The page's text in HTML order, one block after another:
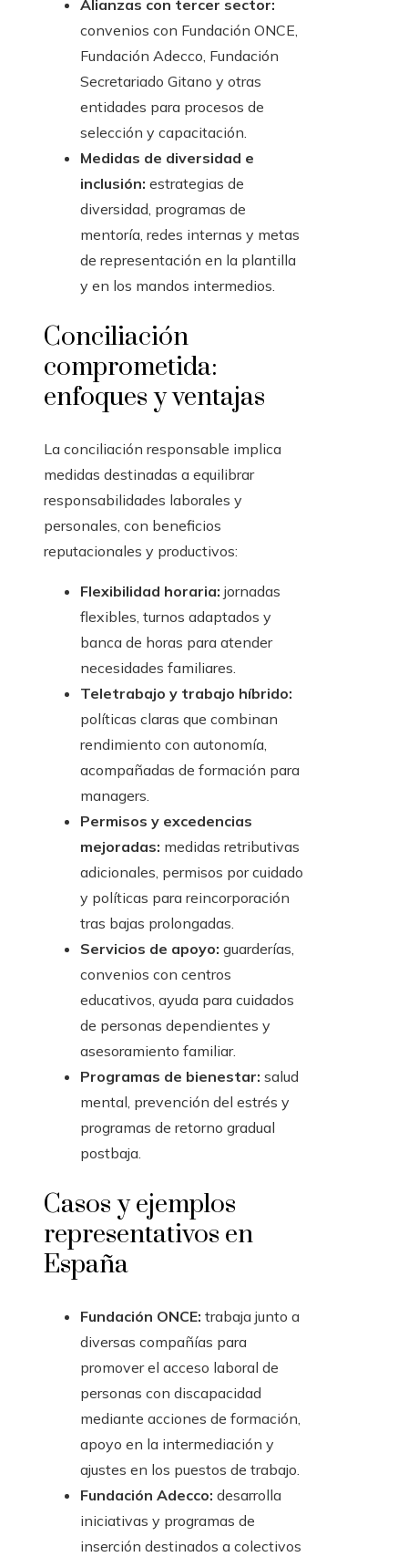
Alianzas con tercer sector:
convenios con Fundación ONCE,
Fundación Adecco, Fundación
Secretariado Gitano y otras
entidades para procesos de
selección y capacitación.
Medidas de diversidad e
inclusión: estrategias de
diversidad, programas de
mentoría, redes internas y metas
de representación en la plantilla
y en los mandos intermedios.
Conciliación
comprometida:
enfoques y ventajas
La conciliación responsable implica
medidas destinadas a equilibrar
responsabilidades laborales y
personales, con beneficios
reputacionales y productivos:
Flexibilidad horaria: jornadas
flexibles, turnos adaptados y
banca de horas para atender
necesidades familiares.
Teletrabajo y trabajo híbrido:
políticas claras que combinan
rendimiento con autonomía,
acompañadas de formación para
managers.
Permisos y excedencias
mejoradas: medidas retributivas
adicionales, permisos por cuidado
y políticas para reincorporación
tras bajas prolongadas.
Servicios de apoyo: guarderías,
convenios con centros
educativos, ayuda para cuidados
de personas dependientes y
asesoramiento familiar.
Programas de bienestar: salud
mental, prevención del estrés y
programas de retorno gradual
postbaja.
Casos y ejemplos
representativos en
España
Fundación ONCE: trabaja junto a
diversas compañías para
promover el acceso laboral de
personas con discapacidad
mediante acciones de formación,
apoyo en la intermediación y
ajustes en los puestos de trabajo.
Fundación Adecco: desarrolla
iniciativas y programas de
inserción destinados a colectivos